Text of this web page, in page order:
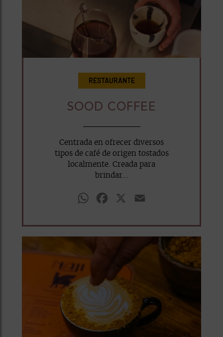
RESTAURANTE
SOOD COFFEE
Centrada en ofrecer diversos
tipos de café de origen tostados
localmente. Creada para
brindar...
WhatsAppFacebook